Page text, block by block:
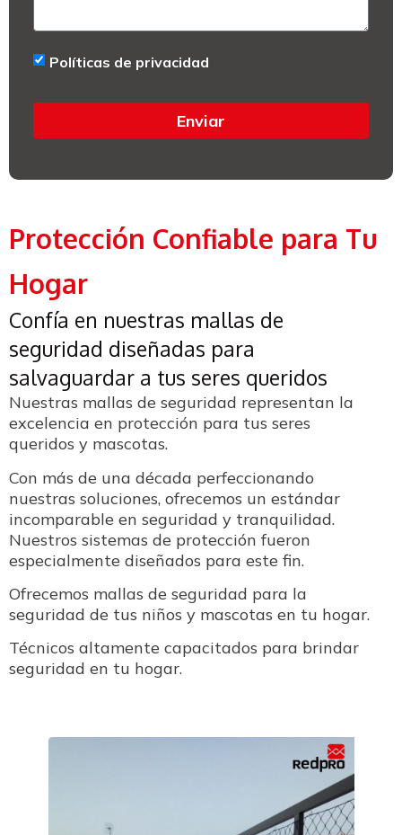
Políticas de privacidad
Enviar
Protección Confiable para Tu
Hogar
Confía en nuestras mallas de
seguridad diseñadas para
salvaguardar a tus seres queridos
Nuestras mallas de seguridad representan la
excelencia en protección para tus seres
queridos y mascotas.
Con más de una década perfeccionando
nuestras soluciones, ofrecemos un estándar
incomparable en seguridad y tranquilidad.
Nuestros sistemas de protección fueron
especialmente diseñados para este fin.
Ofrecemos mallas de seguridad para la
seguridad de tus niños y mascotas en tu hogar.
Técnicos altamente capacitados para brindar
seguridad en tu hogar.